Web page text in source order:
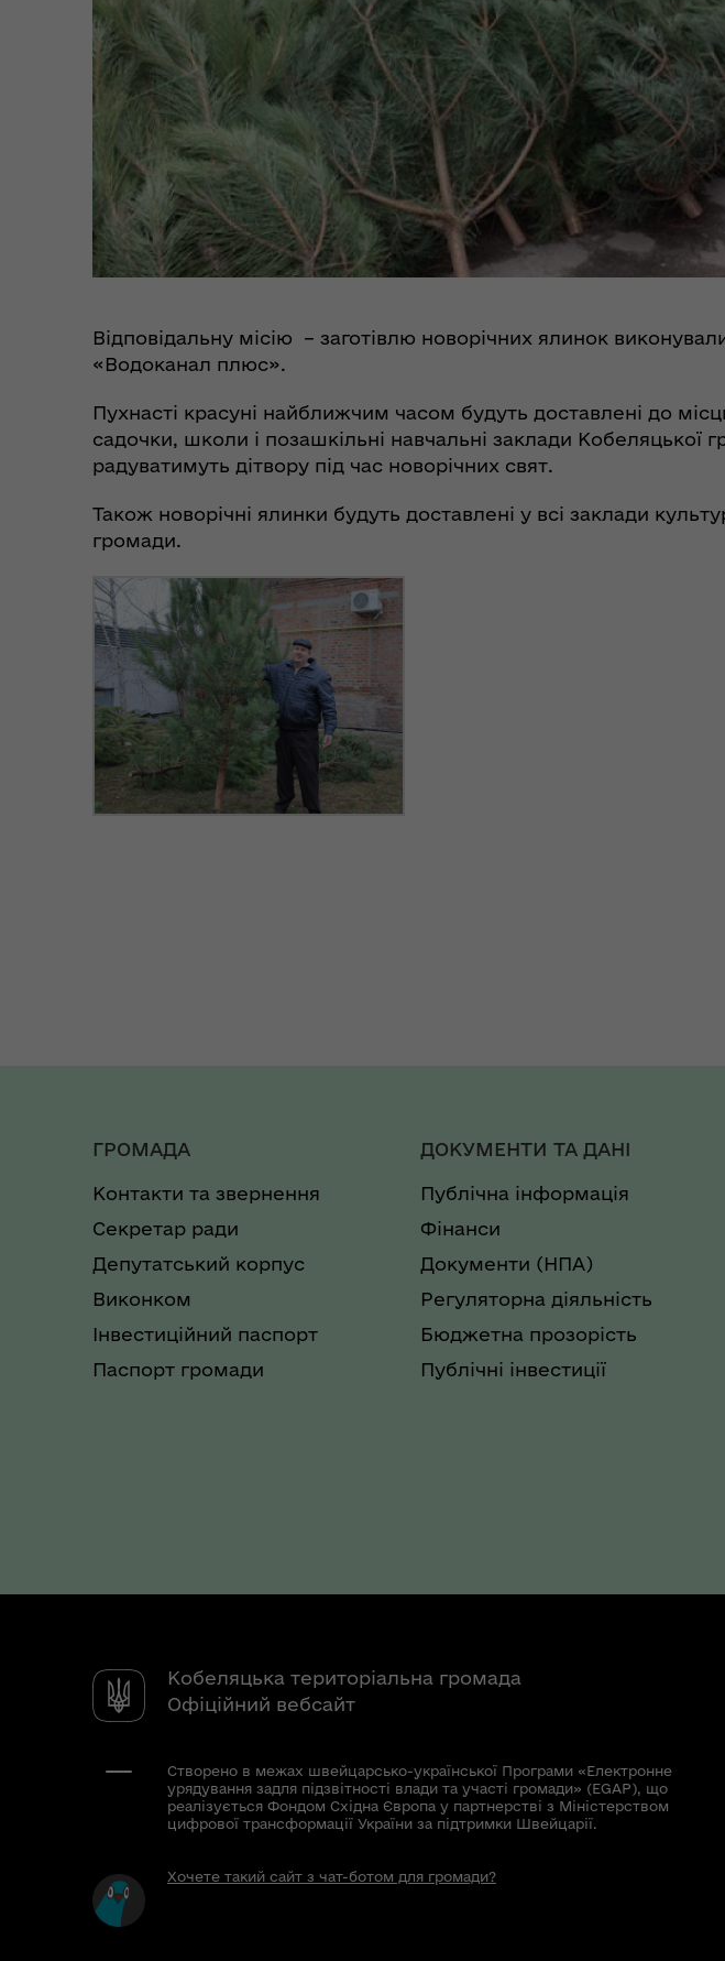
Пункти незламності та
укриття
Дії населення при
небезпечних подіях та
Безоплатна правнича
допомога
Координаційний штаб з
питань поводження з
(КШППВ)
Відповідальну місію – заготівлю новорічних ялинок
«Водоканал плюс».
Пухнасті красуні найближчим часом будуть доставлені до
садочки, школи і позашкільні навчальні заклади Кобеляцької
радуватимуть дітвору під час новорічних свят.
Також новорічні ялинки будуть доставлені у всі заклади
громади.
ГРОМАДА
Контакти та звернення
Секретар ради
Депутатський корпус
Виконком
Інвестиційний паспорт
Паспорт громади
ДОКУМЕНТИ ТА ДАНІ
Публічна інформація
Фінанси
Документи (НПА)
Регуляторна діяльність
Бюджетна прозорість
Публічні інвестиції
Кобеляцька територіальна громада
Офіційний вебсайт
Створено в межах швейцарсько-української Програми «Електронне
урядування задля підзвітності влади та участі громади» (EGAP), що
реалізується Фондом Східна Європа у партнерстві з Міністерством
цифрової трансформації України за підтримки Швейцарії.
Хочете такий сайт з чат-ботом для громади?